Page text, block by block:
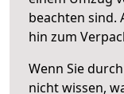
beachten sind.
hin zum
Wenn Sie
nicht wissen,